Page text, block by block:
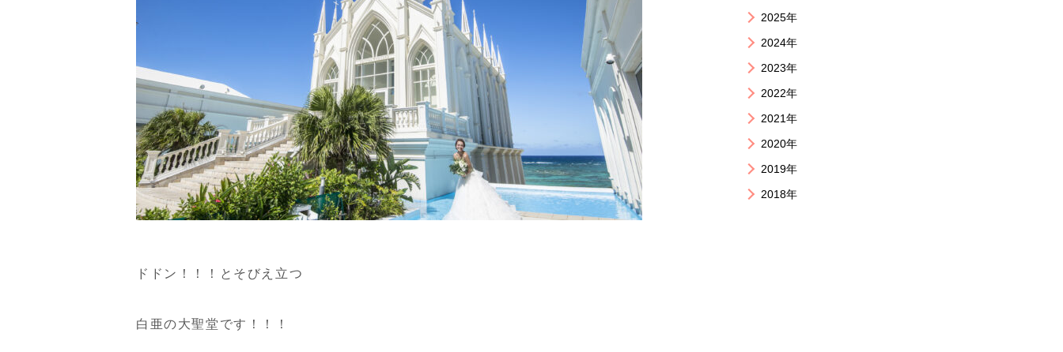
ドドン！！！とそびえ立つ
白亜の大聖堂です！！！
2025年
2024年
2023年
2022年
2021年
2020年
2019年
2018年